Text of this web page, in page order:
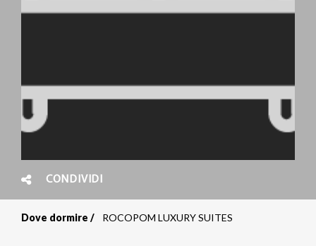
CONDIVIDI
Dove dormire ROCOPOM LUXURY SUITES